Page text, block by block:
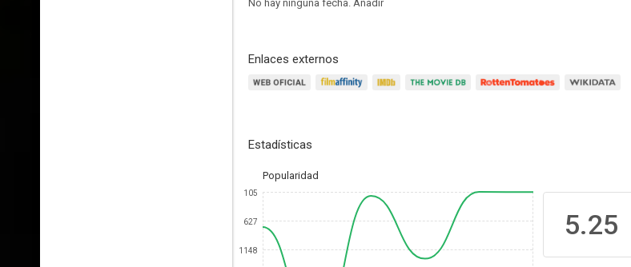
No hay ninguna fecha. Añadir
Enlaces externos
Estadísticas
Popularidad
105
627
1148
5.25